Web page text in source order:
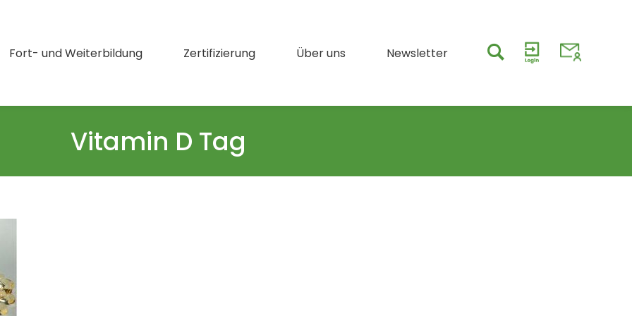
Fort- und Weiterbildung Zertifizierung Über uns Newsletter
Vitamin D Tag